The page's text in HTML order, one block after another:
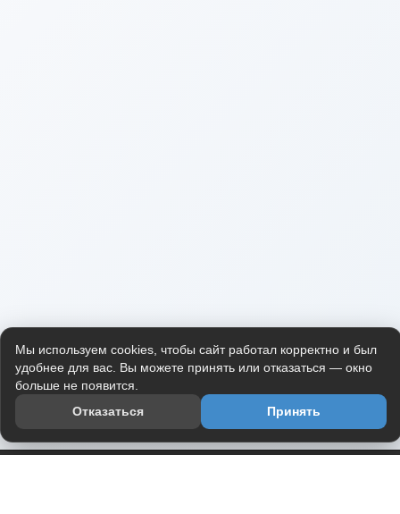
Мы используем cookies, чтобы сайт работал корректно и был
удобнее для вас. Вы можете принять или отказаться — окно
больше не появится.
Отказаться
Принять